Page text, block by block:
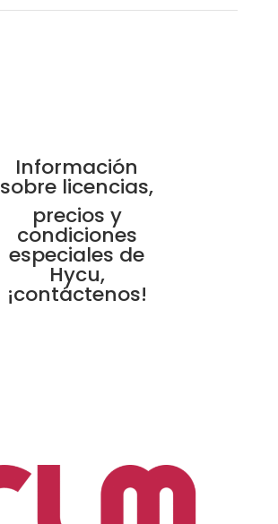
Información
sobre licencias,
precios y
condiciones
especiales de
Hycu,
¡contáctenos!